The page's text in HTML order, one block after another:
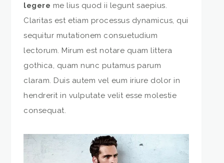
legere me lius quod ii legunt saepius.
Claritas est etiam processus dynamicus, qui
sequitur mutationem consuetudium
lectorum. Mirum est notare quam littera
gothica, quam nunc putamus parum
claram. Duis autem vel eum iriure dolor in
hendrerit in vulputate velit esse molestie
consequat.